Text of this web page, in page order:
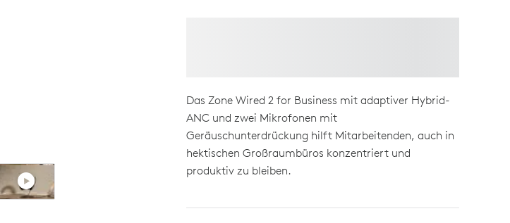
Das Zone Wired 2 for Business mit adaptiver Hybrid-
ANC und zwei Mikrofonen mit
Geräuschunterdrückung hilft Mitarbeitenden, auch in
hektischen Großraumbüros konzentriert und
produktiv zu bleiben.